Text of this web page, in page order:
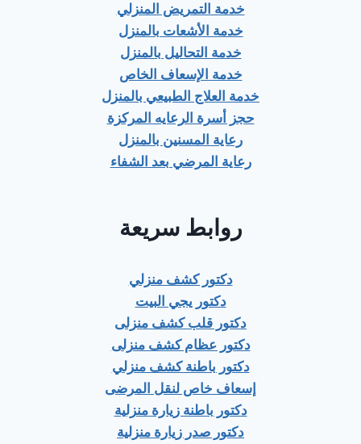
خدمة التمريض المنزلي
خدمة الأشعات بالمنزل
خدمة التحاليل بالمنزل
خدمة الإسعاف الخاص
خدمة العلاج الطبيعي بالمنزل
حجز أسرة الرعايه المركزة
رعاية المسنين بالمنزل
رعاية المرضي بعد الشفاء
روابط سريعة
دكتور كشف منزلي
دكتور يجي البيت
دكتور قلب كشف منزلى
دكتور عظام كشف منزلى
دكتور باطنة كشف منزلي
إسعاف خاص لنقل المرضى
دكتور باطنة زيارة منزلية
دكتور صدر زيارة منزلية